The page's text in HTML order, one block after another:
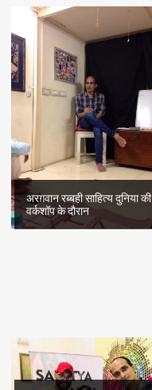
अरग़वान रब्बही साहित्य दुनिया की
वर्कशॉप के दौरान